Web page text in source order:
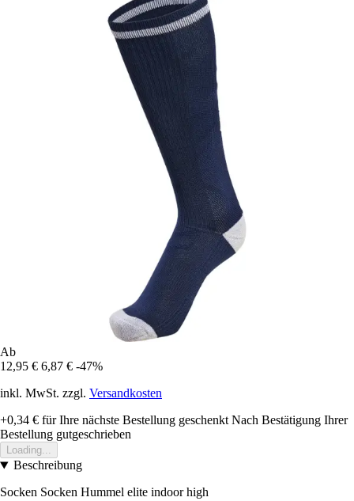
Ab
12,95 € 6,87 € -47%
inkl. MwSt. zzgl. Versandkosten
+0,34 € für Ihre nächste Bestellung geschenkt Nach Bestätigung Ihrer
Bestellung gutgeschrieben
Loading...
Beschreibung
Socken Socken Hummel elite indoor high